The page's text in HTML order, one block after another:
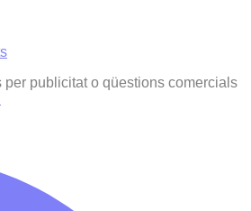
per publicitat o qüestions comercials